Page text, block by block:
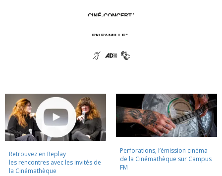
Retrouvez en Replay
les rencontres avec les invités de
la Cinémathèque
Perforations, l’émission cinéma
de la Cinémathèque sur Campus
FM